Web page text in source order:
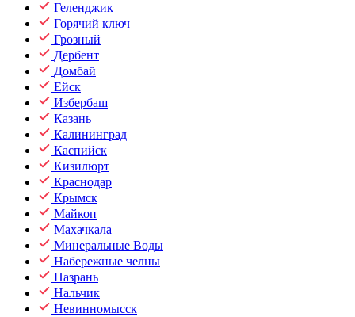
Геленджик
Горячий ключ
Грозный
Дербент
Домбай
Ейск
Избербаш
Казань
Калининград
Каспийск
Кизилюрт
Краснодар
Крымск
Майкоп
Махачкала
Минеральные Воды
Набережные челны
Назрань
Нальчик
Невинномысск